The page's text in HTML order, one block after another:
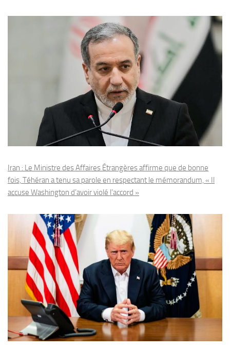
Iran : Le Ministre des Affaires Étrangères affirme que de bonne
fois, Téhéran a tenu sa parole en respectant le mémorandum, « Il
accuse Washington d’avoir violé l’accord »